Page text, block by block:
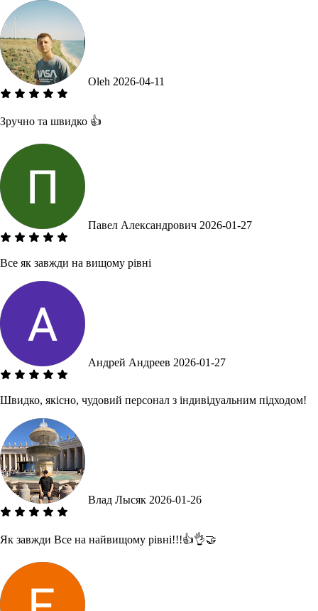
Oleh 2026-04-11
Зручно та швидко 👍
Павел Александрович 2026-01-27
Все як завжди на вищому рівні
Андрей Андреев 2026-01-27
Швидко, якісно, чудовий персонал з індивідуальним підходом!
Влад Лысяк 2026-01-26
Як завжди Все на найвищому рівні!!!👍👌🤝